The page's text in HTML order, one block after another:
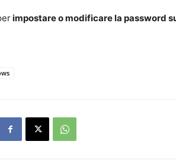
impostare o modificare la password